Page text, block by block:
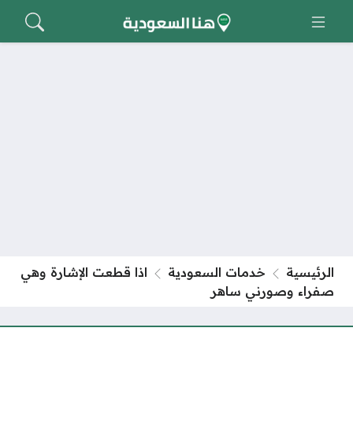
الرئيسية خدمات السعودية
اذا قطعت الإشارة وهي
صفراء وصورني ساهر